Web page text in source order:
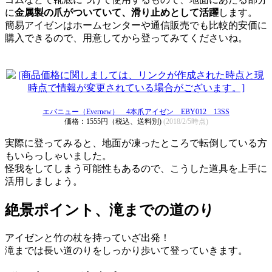
に金属製の爪がついていて、滑り止めとして活躍します。
簡易アイゼンはホームセンターや通信販売でも比較的安価に
購入できるので、用意してから登ってみてくださいね。
エバニュー（Evernew） 4本爪アイゼン EBY012 13SS
価格：1555円（税込、送料別) (2018/2/5時点)
実際に登ってみると、地面が凍ったところで転倒している方
もいらっしゃいました。
怪我をしてしまう可能性もあるので、こうした道具を上手に
活用しましょう。
絶景ポイント、滝までの道のり
アイゼンと竹の杖を持っていざ出発！
滝までは長い道のりをしっかり歩いて登っていきます。